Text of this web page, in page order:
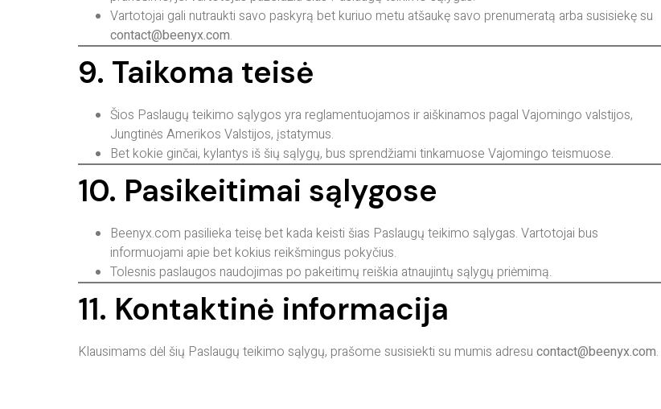
Vartotojai gali nutraukti savo paskyrą bet kuriuo metu atšaukę savo prenumeratą arba susisiekę su
contact@beenyx.com.
9. Taikoma teisė
Šios Paslaugų teikimo sąlygos yra reglamentuojamos ir aiškinamos pagal Vajomingo valstijos,
Jungtinės Amerikos Valstijos, įstatymus.
Bet kokie ginčai, kylantys iš šių sąlygų, bus sprendžiami tinkamuose Vajomingo teismuose.
10. Pasikeitimai sąlygose
Beenyx.com pasilieka teisę bet kada keisti šias Paslaugų teikimo sąlygas. Vartotojai bus
informuojami apie bet kokius reikšmingus pokyčius.
Tolesnis paslaugos naudojimas po pakeitimų reiškia atnaujintų sąlygų priėmimą.
11. Kontaktinė informacija
Klausimams dėl šių Paslaugų teikimo sąlygų, prašome susisiekti su mumis adresu contact@beenyx.com.